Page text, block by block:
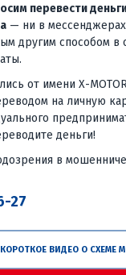
Китай
4.3 0
перевести
— ни в
другим способом в
от имени X-
на личную
деньги!
в
27
ВИДЕО О СХЕМЕ